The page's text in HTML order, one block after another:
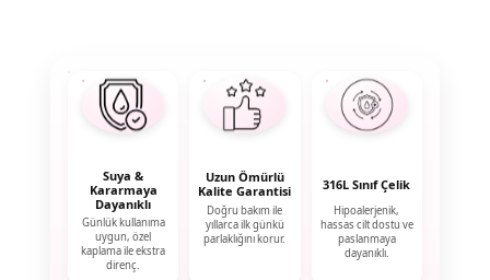
Suya &
Kararmaya
Dayanıklı
Günlük kullanıma
uygun, özel
kaplama ile ekstra
direnç.
Uzun Ömürlü
Kalite Garantisi
Doğru bakım ile
yıllarca ilk günkü
parlaklığını korur.
316L Sınıf Çelik
Hipoalerjenik,
hassas cilt dostu ve
paslanmaya
dayanıklı.